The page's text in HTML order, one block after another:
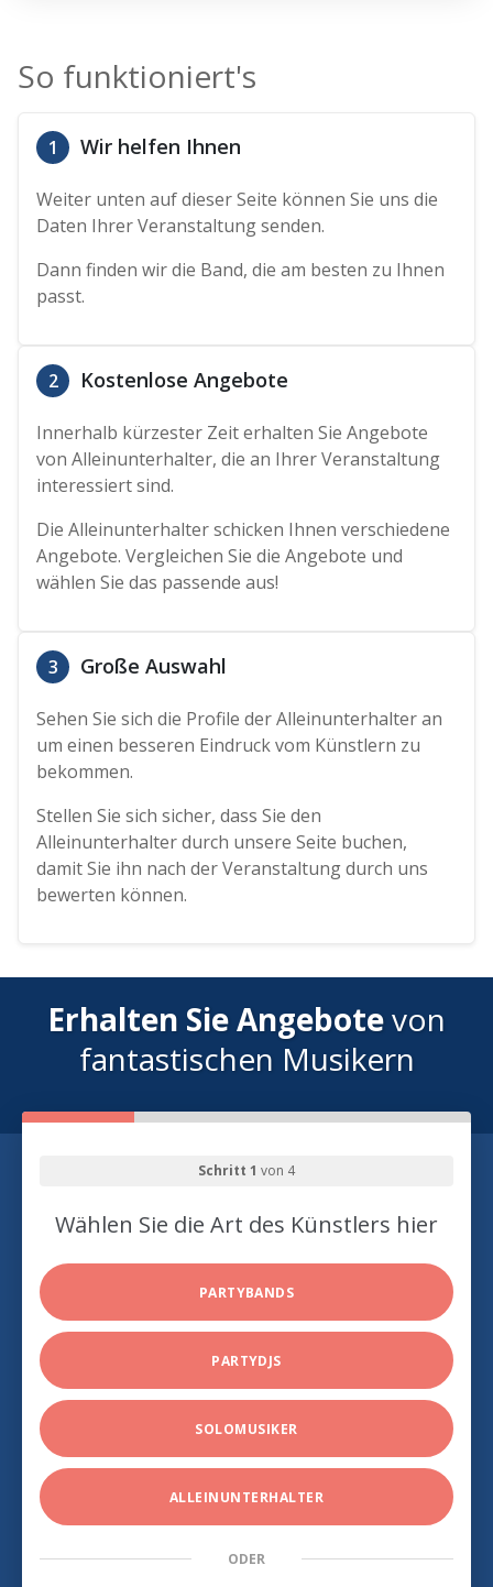
So funktioniert's
1 Wir helfen Ihnen
Weiter unten auf dieser Seite können Sie uns die
Daten Ihrer Veranstaltung senden.
Dann finden wir die Band, die am besten zu Ihnen
passt.
2 Kostenlose Angebote
Innerhalb kürzester Zeit erhalten Sie Angebote
von Alleinunterhalter, die an Ihrer Veranstaltung
interessiert sind.
Die Alleinunterhalter schicken Ihnen verschiedene
Angebote. Vergleichen Sie die Angebote und
wählen Sie das passende aus!
3 Große Auswahl
Sehen Sie sich die Profile der Alleinunterhalter an
um einen besseren Eindruck vom Künstlern zu
bekommen.
Stellen Sie sich sicher, dass Sie den
Alleinunterhalter durch unsere Seite buchen,
damit Sie ihn nach der Veranstaltung durch uns
bewerten können.
Erhalten Sie Angebotevon
fantastischen Musikern
Schritt 1 von 4
Wählen Sie die Art des Künstlers hier
PARTYBANDS
PARTYDJS
SOLOMUSIKER
ALLEINUNTERHALTER
ODER